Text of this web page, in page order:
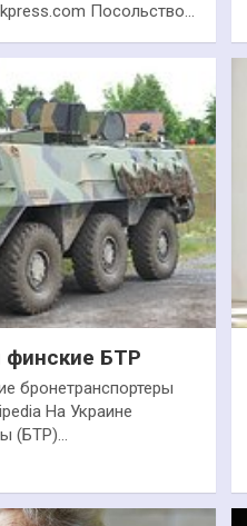
Посольство…
финские БТР
бронетранспортеры
На Украине
(БТР)…